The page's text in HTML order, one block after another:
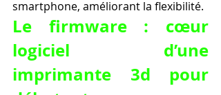
smartphone, améliorant la flexibilité.
Le firmware : cœur
logiciel d’une
imprimante 3d pour